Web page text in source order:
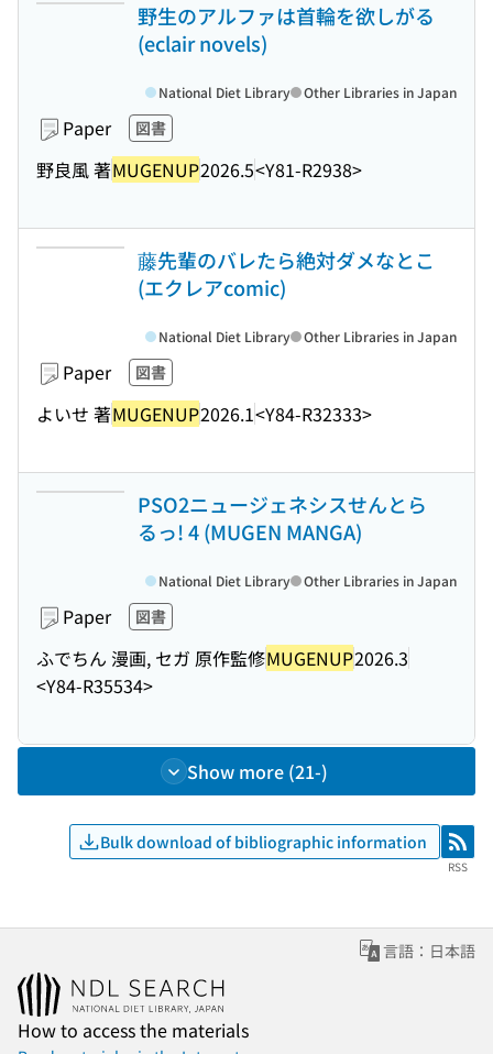
野生のアルファは首輪を欲しがる
(eclair novels)
Paper 図書
野良風 著MUGENUP2026.5<Y81-R2938>
National Diet Library Other Libraries in Japan
藤先輩のバレたら絶対ダメなとこ
(エクレアcomic)
Paper 図書
よいせ 著MUGENUP2026.1<Y84-R32333>
National Diet Library Other Libraries in Japan
PSO2ニュージェネシスせんとら
るっ! 4 (MUGEN MANGA)
Paper 図書
ふでちん 漫画, セガ 原作監修MUGENUP2026.3
<Y84-R35534>
National Diet Library Other Libraries in Japan
Show more (21-)
Bulk download of bibliographic information RSS
RSS
言語：日本語
How to access the materials